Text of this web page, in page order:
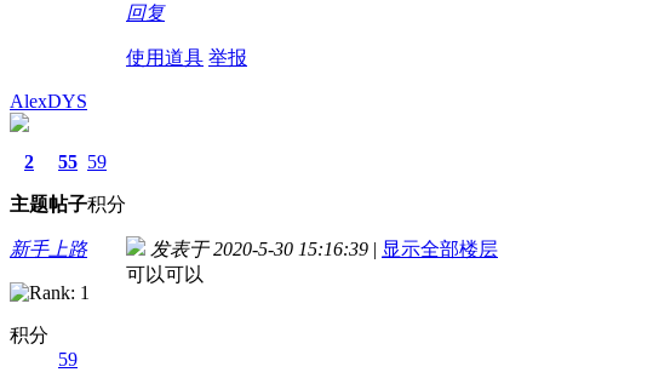
回复
使用道具 举报
AlexDYS
2
主题
55
帖子
59
积分
新手上路
积分
59
发表于 2020-5-30 15:16:39 | 显示全部楼层
可以可以